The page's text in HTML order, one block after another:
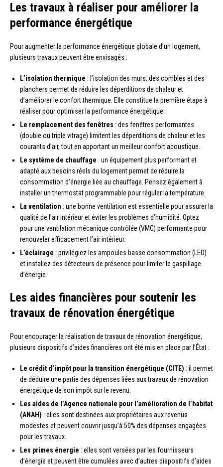
Les travaux à réaliser pour améliorer la
performance énergétique
Pour augmenter la performance énergétique globale d’un logement,
plusieurs travaux peuvent être envisagés :
L’isolation thermique : l’isolation des murs, des combles et des
planchers permet de réduire les déperditions de chaleur et
d’améliorer le confort thermique. Elle constitue la première étape à
réaliser pour optimiser la performance énergétique.
Le remplacement des fenêtres : des fenêtres performantes
(double ou triple vitrage) limitent les déperditions de chaleur et les
courants d’air, tout en apportant un meilleur confort acoustique.
Le système de chauffage : un équipement plus performant et
adapté aux besoins réels du logement permet de réduire la
consommation d’énergie liée au chauffage. Pensez également à
installer un thermostat programmable pour réguler la température.
La ventilation : une bonne ventilation est essentielle pour assurer la
qualité de l’air intérieur et éviter les problèmes d’humidité. Optez
pour une ventilation mécanique contrôlée (VMC) performante pour
renouveler efficacement l’air intérieur.
L’éclairage : privilégiez les ampoules basse consommation (LED)
et installez des détecteurs de présence pour limiter le gaspillage
d’énergie.
Les aides financières pour soutenir les
travaux de rénovation énergétique
Pour encourager la réalisation de travaux de rénovation énergétique,
plusieurs dispositifs d’aides financières ont été mis en place par l’État :
Le crédit d’impôt pour la transition énergétique (CITE) : il permet
de déduire une partie des dépenses liées aux travaux de rénovation
énergétique de son impôt sur le revenu.
Les aides de l’Agence nationale pour l’amélioration de l’habitat
(ANAH) : elles sont destinées aux propriétaires aux revenus
modestes et peuvent couvrir jusqu’à 50% des dépenses engagées
pour les travaux.
Les primes énergie : elles sont versées par les fournisseurs
d’énergie et peuvent être cumulées avec d’autres dispositifs d’aides